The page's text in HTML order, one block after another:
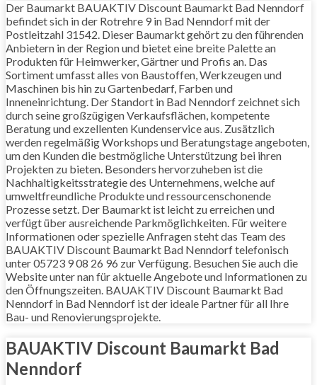
Der Baumarkt BAUAKTIV Discount Baumarkt Bad Nenndorf
befindet sich in der Rotrehre 9 in Bad Nenndorf mit der
Postleitzahl 31542. Dieser Baumarkt gehört zu den führenden
Anbietern in der Region und bietet eine breite Palette an
Produkten für Heimwerker, Gärtner und Profis an. Das
Sortiment umfasst alles von Baustoffen, Werkzeugen und
Maschinen bis hin zu Gartenbedarf, Farben und
Inneneinrichtung. Der Standort in Bad Nenndorf zeichnet sich
durch seine großzügigen Verkaufsflächen, kompetente
Beratung und exzellenten Kundenservice aus. Zusätzlich
werden regelmäßig Workshops und Beratungstage angeboten,
um den Kunden die bestmögliche Unterstützung bei ihren
Projekten zu bieten. Besonders hervorzuheben ist die
Nachhaltigkeitsstrategie des Unternehmens, welche auf
umweltfreundliche Produkte und ressourcenschonende
Prozesse setzt. Der Baumarkt ist leicht zu erreichen und
verfügt über ausreichende Parkmöglichkeiten. Für weitere
Informationen oder spezielle Anfragen steht das Team des
BAUAKTIV Discount Baumarkt Bad Nenndorf telefonisch
unter 05723 9 08 26 96 zur Verfügung. Besuchen Sie auch die
Website unter nan für aktuelle Angebote und Informationen zu
den Öffnungszeiten. BAUAKTIV Discount Baumarkt Bad
Nenndorf in Bad Nenndorf ist der ideale Partner für all Ihre
Bau- und Renovierungsprojekte.
BAUAKTIV Discount Baumarkt Bad
Nenndorf